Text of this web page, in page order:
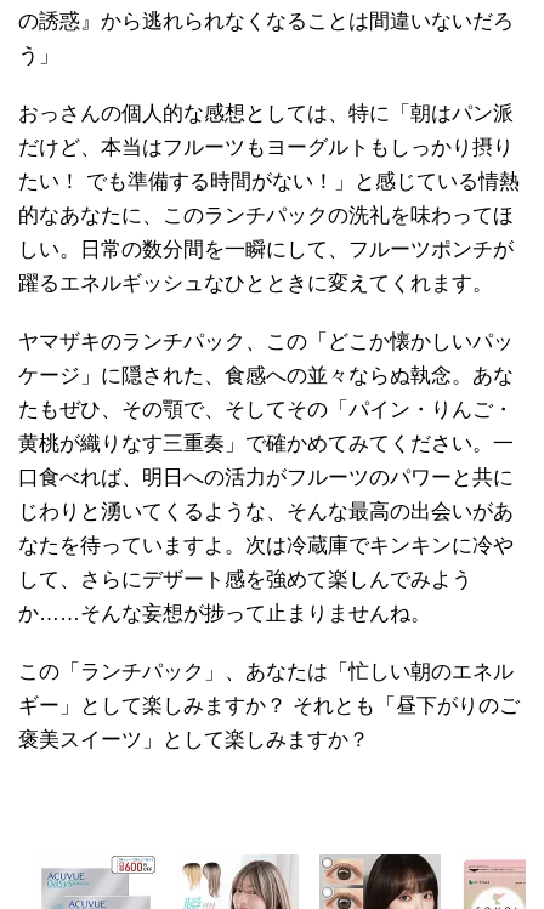
の誘惑』から逃れられなくなることは間違いないだろ
う」
おっさんの個人的な感想としては、特に「朝はパン派
だけど、本当はフルーツもヨーグルトもしっかり摂り
たい！ でも準備する時間がない！」と感じている情熱
的なあなたに、このランチパックの洗礼を味わってほ
しい。日常の数分間を一瞬にして、フルーツポンチが
躍るエネルギッシュなひとときに変えてくれます。
ヤマザキのランチパック、この「どこか懐かしいパッ
ケージ」に隠された、食感への並々ならぬ執念。あな
たもぜひ、その顎で、そしてその「パイン・りんご・
黄桃が織りなす三重奏」で確かめてみてください。一
口食べれば、明日への活力がフルーツのパワーと共に
じわりと湧いてくるような、そんな最高の出会いがあ
なたを待っていますよ。次は冷蔵庫でキンキンに冷や
して、さらにデザート感を強めて楽しんでみよう
か……そんな妄想が捗って止まりませんね。
この「ランチパック」、あなたは「忙しい朝のエネル
ギー」として楽しみますか？ それとも「昼下がりのご
褒美スイーツ」として楽しみますか？